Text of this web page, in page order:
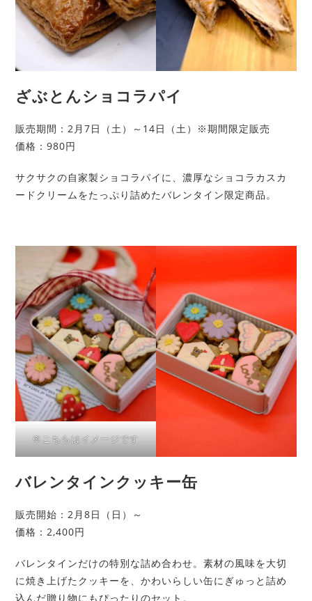
ざぶとんショコラパイ
販売期間：2月7日（土）～14日（土）※期間限定販売
価格：980円
サクサクの自家製ショコラパイに、濃厚なショコラカスカ
ードクリームをたっぷり詰めたバレンタイン限定商品。
※こちらはイメージです
バレンタインクッキー缶
販売開始：2月8日（日）～
価格：2,400円
バレンタインだけの特別な詰め合わせ。素材の風味を大切
に焼き上げたクッキーを、かわいらしい缶にぎゅっと詰め
込んだ贈り物にもぴったりのセット。